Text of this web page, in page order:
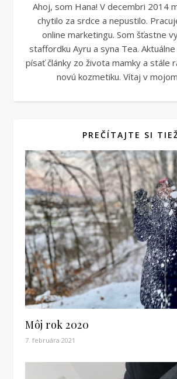
Ahoj, som Hana! V decembri 2014
chytilo za srdce a nepustilo.
online marketingu. Som šťastne
staffordku Ayru a syna Tea.
písať články zo života mamky a stále
novú kozmetiku. Vítaj v
PREČÍTAJTE SI
Môj rok 2020
7. februára 2021